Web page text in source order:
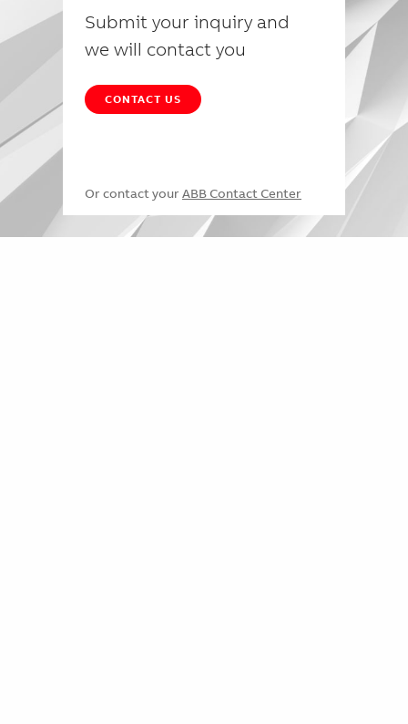
Submit your inquiry and
we will contact you
CONTACT US
Or contact your ABB Contact Center